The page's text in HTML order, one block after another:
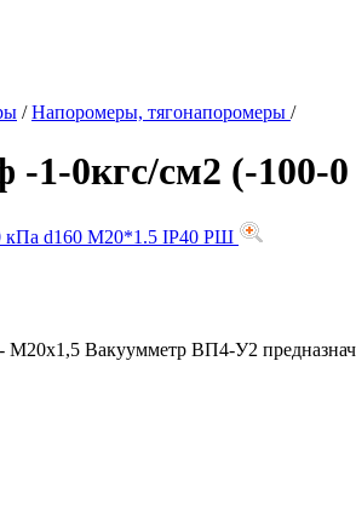
/ Напоромеры, тягонапоромеры /
1-0кгс/см2 (-100-
Вакуумметр ВП4-У2